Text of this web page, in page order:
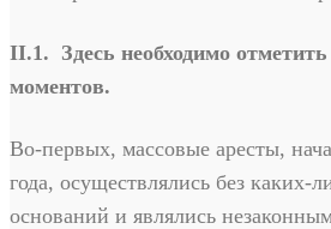
II.1. Здесь необходимо
моментов.
Во-первых, массовые аресты,
года, осуществлялись без каких-
оснований и являлись